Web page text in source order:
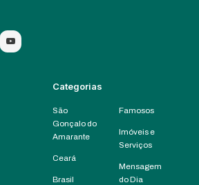
Categorias
São
Gonçalo do
Amarante
Ceará
Brasil
Famosos
Imóveis e
Serviços
Mensagem
do Dia